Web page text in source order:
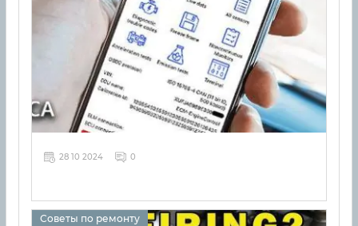
28 10 2024 0
Советы по ремонту